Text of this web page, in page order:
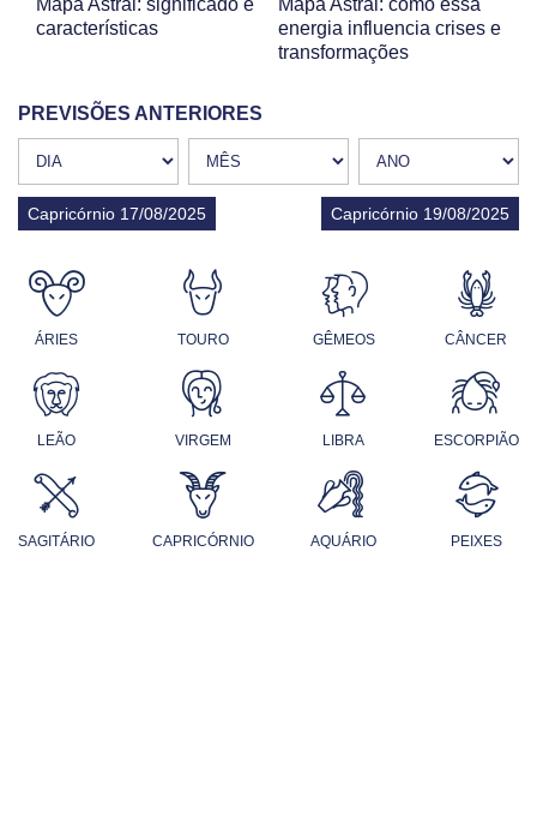
características
energia influencia crises e
transformações
PREVISÕES ANTERIORES
Capricórnio 17/08/2025 Capricórnio 19/08/2025
ÁRIES TOURO GÊMEOS CÂNCER
LEÃO VIRGEM LIBRA ESCORPIÃO
SAGITÁRIO CAPRICÓRNIO AQUÁRIO PEIXES